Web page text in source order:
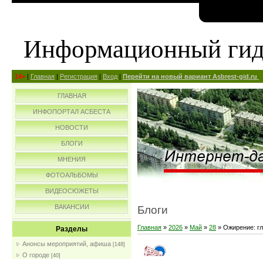
Информационный
14+ | Главная | Регистрация | Вход | Перейти на новый вариант Asbrest-gid.ru
ГЛАВНАЯ
ИНФОПОРТАЛ АСБЕСТА
НОВОСТИ
БЛОГИ
МНЕНИЯ
ФОТОАЛЬБОМЫ
ВИДЕОСЮЖЕТЫ
ВАКАНСИИ
Разделы
Анонсы мероприятий, афиша [148]
О городе [40]
Блоги
Главная » 2026 » Май » 28 » Ожирение: